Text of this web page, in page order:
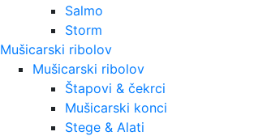
Salmo
Storm
Mušicarski ribolov
Mušicarski ribolov
Štapovi & čekrci
Mušicarski konci
Stege & Alati